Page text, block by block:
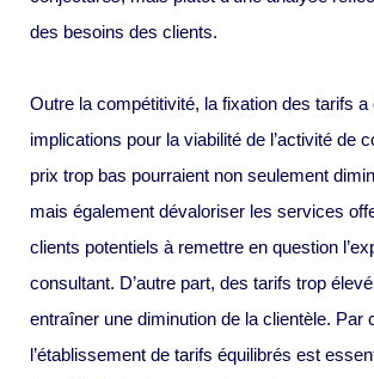
des besoins des clients.
Outre la compétitivité, la fixation des tarifs a
implications pour la viabilité de l’activité de
prix trop bas pourraient non seulement
mais également dévaloriser les services
clients potentiels à remettre en question
consultant. D’autre part, des tarifs trop
entraîner une diminution de la clientèle. Par
l’établissement de tarifs équilibrés est